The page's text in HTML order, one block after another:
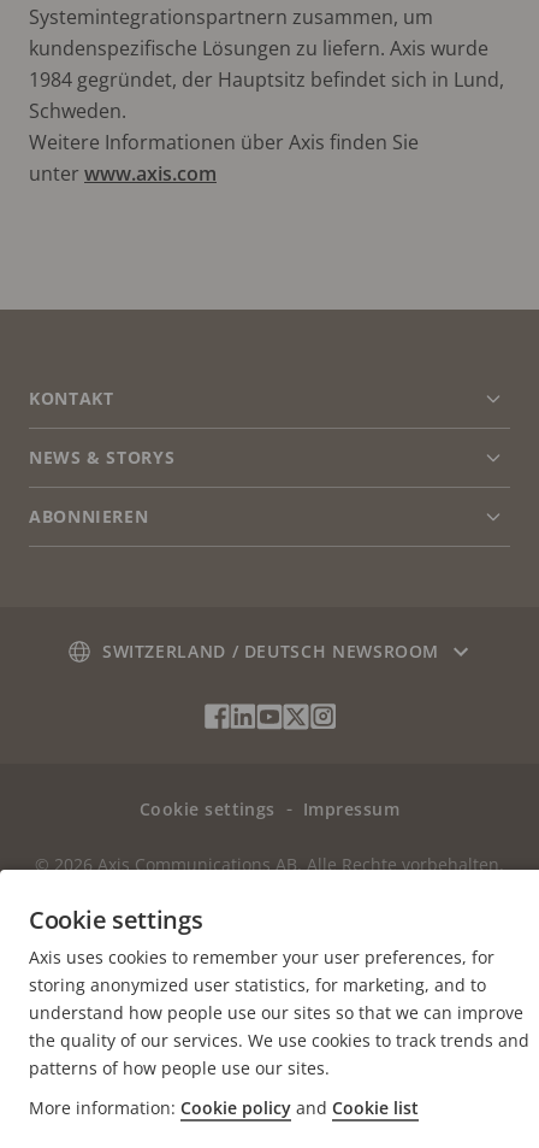
Systemintegrationspartnern zusammen, um
kundenspezifische Lösungen zu liefern. Axis wurde
1984 gegründet, der Hauptsitz befindet sich in Lund,
Schweden.
Weitere Informationen über Axis finden Sie
unter www.axis.com
KONTAKT
Kontaktieren Sie uns
NEWS & STORYS
Erfahrungsberichte
ABONNIEREN
Sicherheitsbenachrichtigungen von Axis
SWITZERLAND / DEUTSCH NEWSROOM
Social
Media
Facebook
Linkedin
Youtube
X
Instagram
Cookie settings Impressum
© 2026 Axis Communications AB. Alle Rechte vorbehalten.
Cookie settings
Axis uses cookies to remember your user preferences, for
storing anonymized user statistics, for marketing, and to
understand how people use our sites so that we can improve
the quality of our services. We use cookies to track trends and
patterns of how people use our sites.
More information: Cookie policy and Cookie list